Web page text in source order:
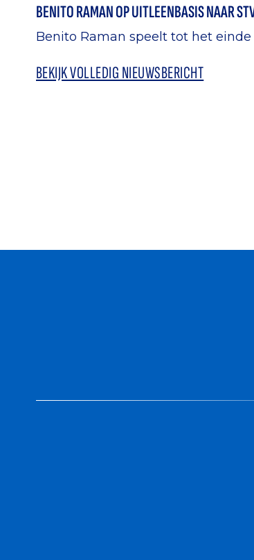
BENITO RAMAN OP UITLEENBASIS NAAR
Benito Raman speelt tot het einde
BEKIJK VOLLEDIG NIEUWSBERICHT